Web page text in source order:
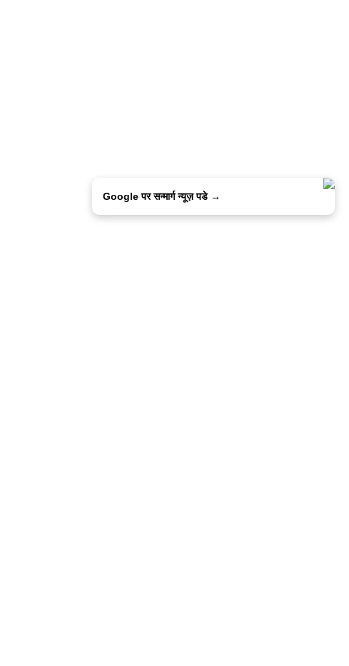
Google पर सन्मार्ग न्यूज़ पडे →